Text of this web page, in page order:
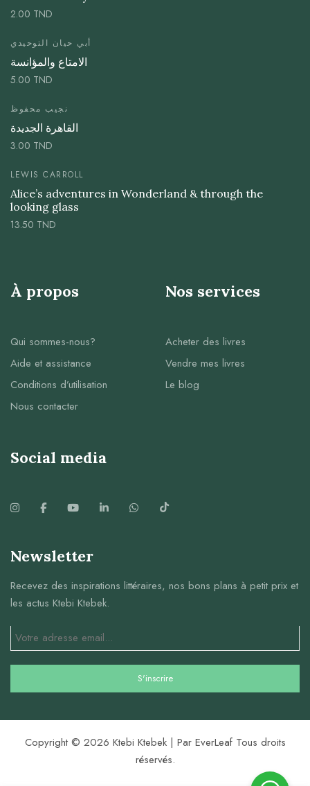
2.00 TND
أبي حيان التوحيدي
الامتاع والمؤانسة
5.00 TND
نجيب محفوظ
القاهرة الجديدة
3.00 TND
LEWIS CARROLL
Alice’s adventures in Wonderland & through the
looking glass
13.50 TND
À propos
Qui sommes-nous?
Aide et assistance
Conditions d’utilisation
Nous contacter
Nos services
Acheter des livres
Vendre mes livres
Le blog
Social media
Newsletter
Recevez des inspirations littéraires, nos bons plans à petit prix et
les actus Ktebi Ktebek.
Copyright © 2026 Ktebi Ktebek | Par EverLeaf Tous droits
réservés.